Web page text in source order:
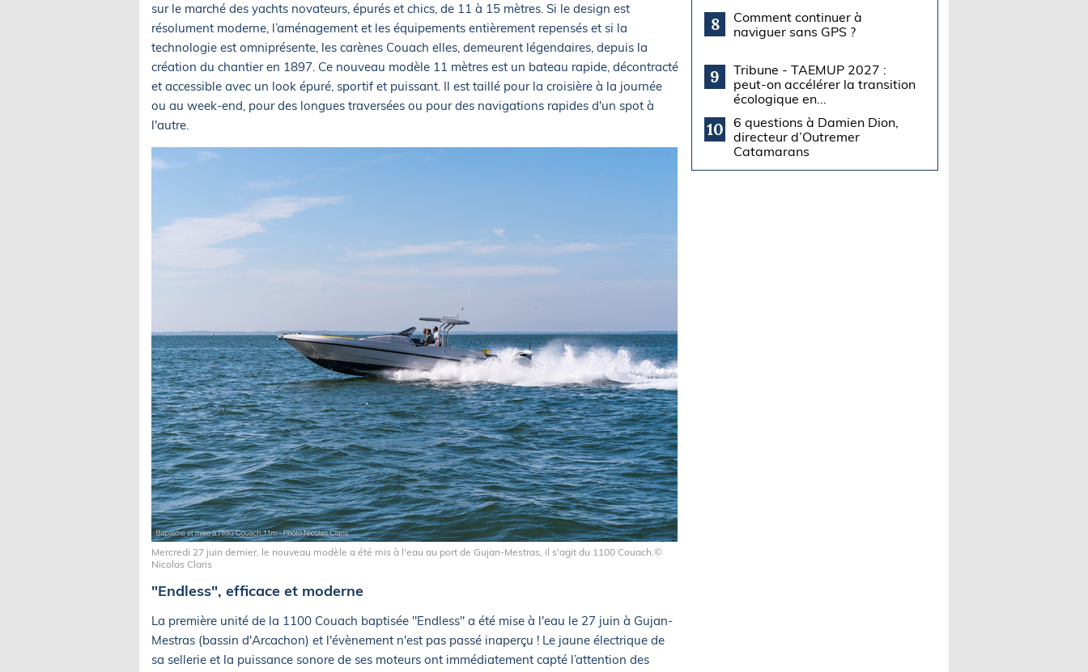
sur le marché des yachts novateurs, épurés et chics, de 11 à 15 mètres. Si le design est
résolument moderne, l’aménagement et les équipements entièrement repensés et si la
technologie est omniprésente, les carènes Couach elles, demeurent légendaires, depuis la
création du chantier en 1897. Ce nouveau modèle 11 mètres est un bateau rapide, décontracté
et accessible avec un look épuré, sportif et puissant. Il est taillé pour la croisière à la journée
ou au week-end, pour des longues traversées ou pour des navigations rapides d'un spot à
l'autre.
Mercredi 27 juin dernier, le nouveau modèle a été mis à l'eau au port de Gujan-Mestras, il s'agit du 1100 Couach.©
Nicolas Claris
"Endless", efficace et moderne
La première unité de la 1100 Couach baptisée "Endless" a été mise à l'eau le 27 juin à Gujan-
Mestras (bassin d'Arcachon) et l'évènement n'est pas passé inaperçu ! Le jaune électrique de
sa sellerie et la puissance sonore de ses moteurs ont immédiatement capté l’attention des
8
Comment continuer à
naviguer sans GPS ?
9
Tribune - TAEMUP 2027 :
peut-on accélérer la transition
écologique en...
10
6 questions à Damien Dion,
directeur d’Outremer
Catamarans